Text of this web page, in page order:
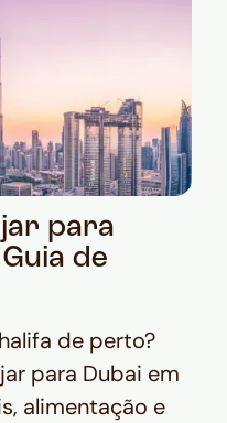
para
de
de perto?
para Dubai em
alimentação e